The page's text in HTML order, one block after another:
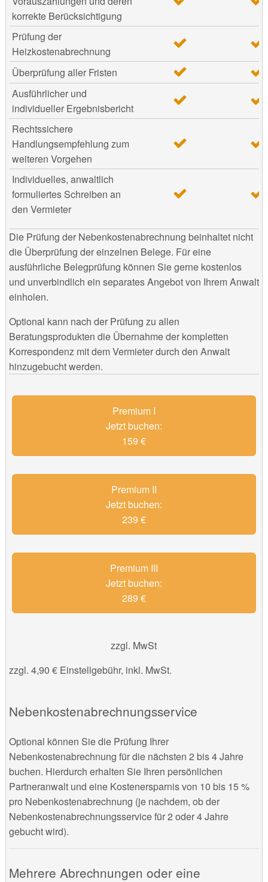
korrekte Berücksichtigung
Prüfung der
Heizkostenabrechnung
Überprüfung aller Fristen
Ausführlicher und
individueller Ergebnisbericht
Rechtssichere
Handlungsempfehlung zum
weiteren Vorgehen
Individuelles, anwaltlich
formuliertes Schreiben an
den Vermieter
Die Prüfung der Nebenkostenabrechnung beinhaltet nicht
die Überprüfung der einzelnen Belege. Für eine
ausführliche Belegprüfung können Sie gerne kostenlos
und unverbindlich ein separates Angebot von Ihrem Anwalt
einholen.
Optional kann nach der Prüfung zu allen
Beratungsprodukten die Übernahme der kompletten
Korrespondenz mit dem Vermieter durch den Anwalt
hinzugebucht werden.
Premium I
Jetzt buchen:
159 €
Premium II
Jetzt buchen:
239 €
Premium III
Jetzt buchen:
289 €
zzgl. MwSt
zzgl. 4,90 € Einstellgebühr, inkl. MwSt.
Nebenkostenabrechnungsservice
Optional können Sie die Prüfung Ihrer
Nebenkostenabrechnung für die nächsten 2 bis 4 Jahre
buchen. Hierdurch erhalten Sie Ihren persönlichen
Partneranwalt und eine Kostenersparnis von 10 bis 15 %
pro Nebenkostenabrechnung (je nachdem, ob der
Nebenkostenabrechnungsservice für 2 oder 4 Jahre
gebucht wird).
Mehrere Abrechnungen oder eine